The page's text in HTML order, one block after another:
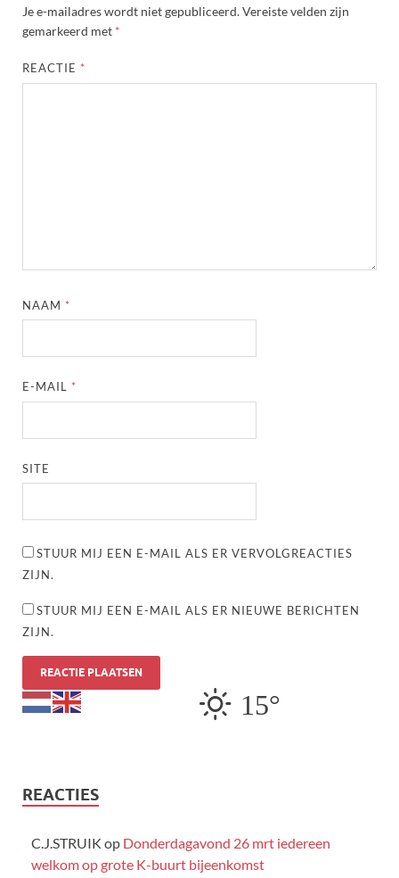
Je e-mailadres wordt niet gepubliceerd.Vereiste velden zijn
gemarkeerd met *
REACTIE *
NAAM *
E-MAIL *
SITE
STUUR MIJ EEN E-MAIL ALS ER VERVOLGREACTIES
ZIJN.
STUUR MIJ EEN E-MAIL ALS ER NIEUWE BERICHTEN
ZIJN.
15°
REACTIES
C.J.STRUIK op Donderdagavond 26 mrt iedereen
welkom op grote K-buurt bijeenkomst